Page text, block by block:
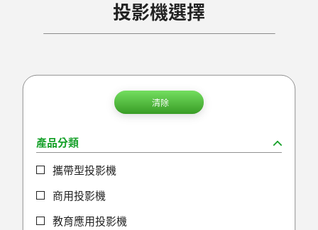
投影機選擇
清除
產品分類
攜帶型投影機
商用投影機
教育應用投影機